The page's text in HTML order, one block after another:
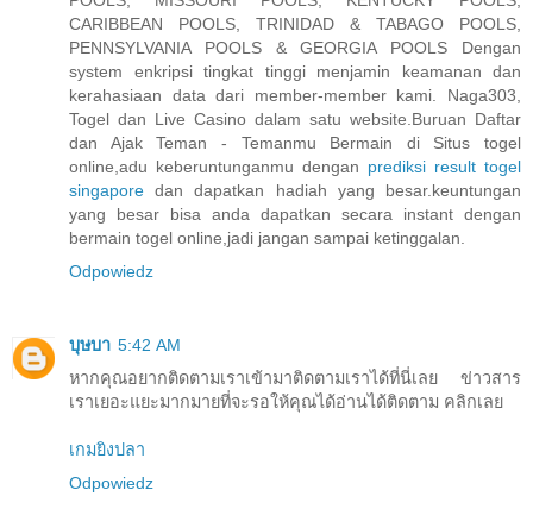
CARIBBEAN POOLS, TRINIDAD & TABAGO POOLS,
PENNSYLVANIA POOLS & GEORGIA POOLS Dengan
system enkripsi tingkat tinggi menjamin keamanan dan
kerahasiaan data dari member-member kami. Naga303,
Togel dan Live Casino dalam satu website.Buruan Daftar
dan Ajak Teman - Temanmu Bermain di Situs togel
online,adu keberuntunganmu dengan prediksi result togel
singapore dan dapatkan hadiah yang besar.keuntungan
yang besar bisa anda dapatkan secara instant dengan
bermain togel online,jadi jangan sampai ketinggalan.
Odpowiedz
บุษบา 5:42 AM
หากคุณอยากติดตามเราเข้ามาติดตามเราได้ที่นี่เลย ข่าวสาร
เราเยอะแยะมากมายที่จะรอให้คุณได้อ่านได้ติดตาม คลิกเลย
เกมยิงปลา
Odpowiedz